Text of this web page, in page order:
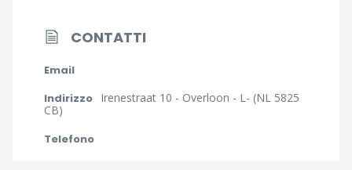
CONTATTI
Email
Indirizzo Irenestraat 10 - Overloon - L- (NL 5825
CB)
Telefono